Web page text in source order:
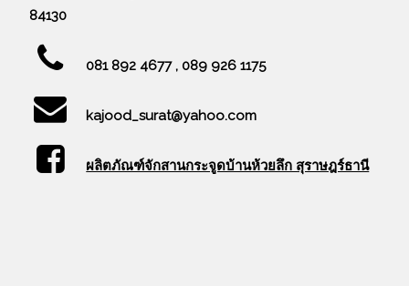
84130
081 892 4677 , 089 926 1175
kajood_surat@yahoo.com
ผลิตภัณฑ์จักสานกระจูดบ้านห้วยลึก สุราษฎร์ธานี